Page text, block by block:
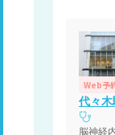
Web予
代々木
脳神経